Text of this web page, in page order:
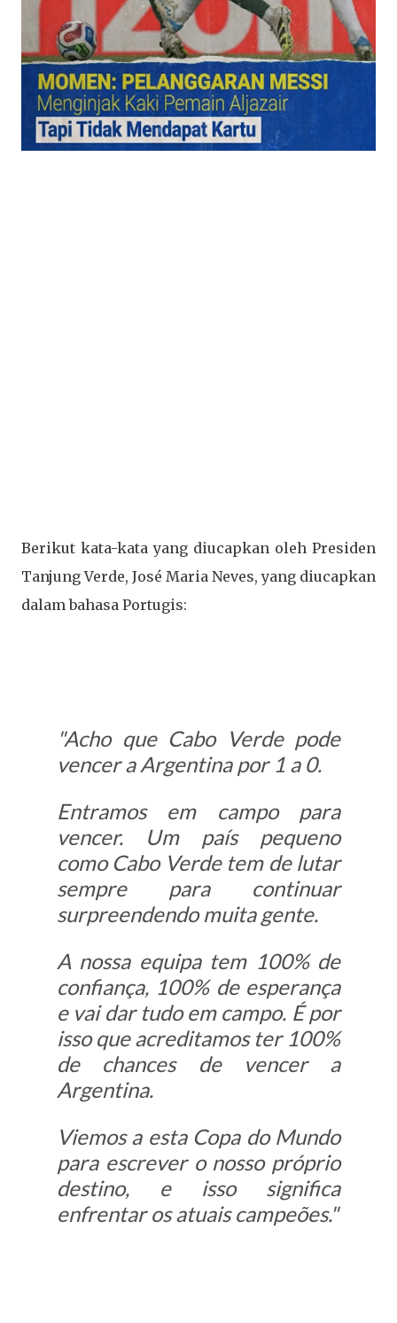
Berikut kata-kata yang diucapkan oleh Presiden
Tanjung Verde, José Maria Neves, yang diucapkan
dalam bahasa Portugis:
"Acho que Cabo Verde pode
vencer a Argentina por 1 a 0.
Entramos em campo para
vencer. Um país pequeno
como Cabo Verde tem de lutar
sempre para continuar
surpreendendo muita gente.
A nossa equipa tem 100% de
confiança, 100% de esperança
e vai dar tudo em campo. É por
isso que acreditamos ter 100%
de chances de vencer a
Argentina.
Viemos a esta Copa do Mundo
para escrever o nosso próprio
destino, e isso significa
enfrentar os atuais campeões."